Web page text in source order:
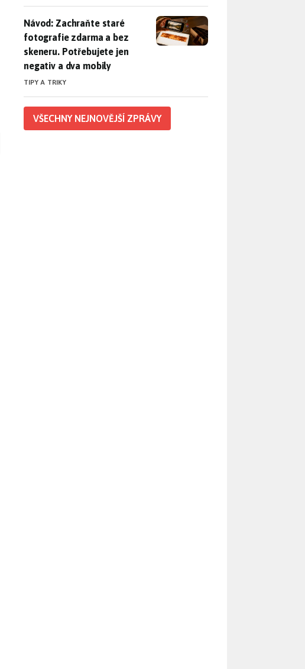
Návod: Zachraňte staré fotografie zdarma a bez skeneru.
Návod: Zachraňte staré
fotografie zdarma a bez
skeneru. Potřebujete jen
negativ a dva mobily
TIPY A TRIKY
VŠECHNY NEJNOVĚJŠÍ ZPRÁVY